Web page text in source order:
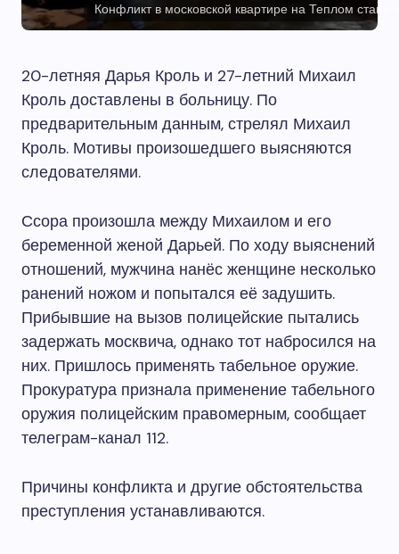
Конфликт в московской квартире на Теплом стане
20-летняя Дарья Кроль и 27-летний Михаил
Кроль доставлены в больницу. По
предварительным данным, стрелял Михаил
Кроль. Мотивы произошедшего выясняются
следователями.
Ссора произошла между Михаилом и его
беременной женой Дарьей. По ходу выяснений
отношений, мужчина нанёс женщине несколько
ранений ножом и попытался её задушить.
Прибывшие на вызов полицейские пытались
задержать москвича, однако тот набросился на
них. Пришлось применять табельное оружие.
Прокуратура признала применение табельного
оружия полицейским правомерным, сообщает
телеграм-канал 112.
Причины конфликта и другие обстоятельства
преступления устанавливаются.